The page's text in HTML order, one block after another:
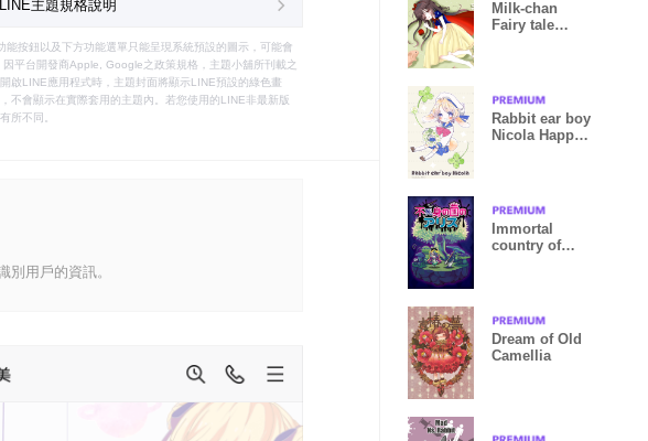
主題規格說明
按鈕以及下方功能選單只能呈現系統預設的圖示，可能會
平台開發商Apple, Google之政策規格，主題小舖所刊載之
啟LINE應用程式時，主題封面將顯示LINE預設的綠色畫
不會顯示在實際套用的主題內。若您使用的LINE非最新版
所不同。
用戶的資訊。
Milk-chan
Fairy tale
Rabbit ear boy
Nicola Happy
Immortal
country of
Dream of Old
Camellia